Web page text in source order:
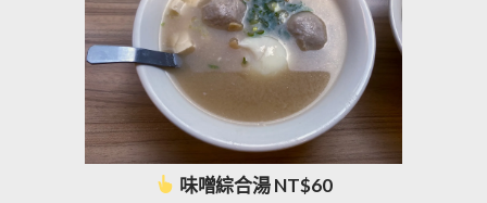
味噌綜合湯 NT$60